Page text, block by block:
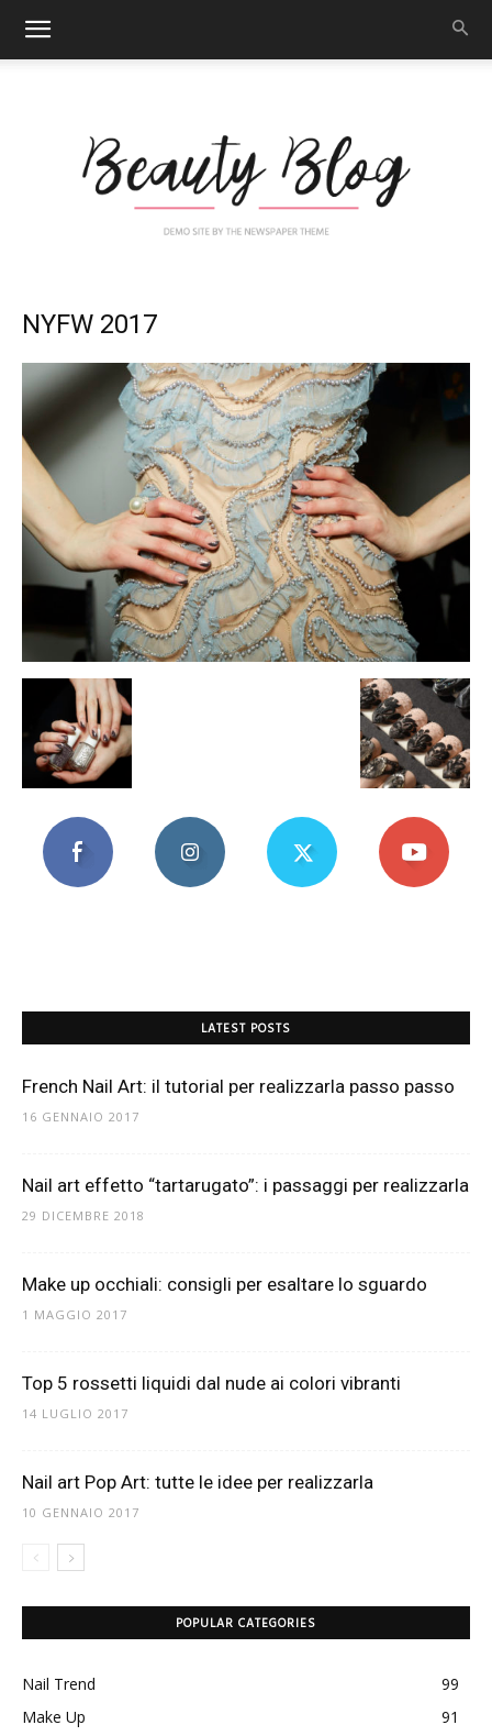
Art
Mania
NYFW 2017
LATEST POSTS
French Nail Art: il tutorial per realizzarla passo passo
16 GENNAIO 2017
Nail art effetto “tartarugato”: i passaggi per realizzarla
29 DICEMBRE 2018
Make up occhiali: consigli per esaltare lo sguardo
1 MAGGIO 2017
Top 5 rossetti liquidi dal nude ai colori vibranti
14 LUGLIO 2017
Nail art Pop Art: tutte le idee per realizzarla
10 GENNAIO 2017
POPULAR CATEGORIES
Nail Trend
99
Make Up
91